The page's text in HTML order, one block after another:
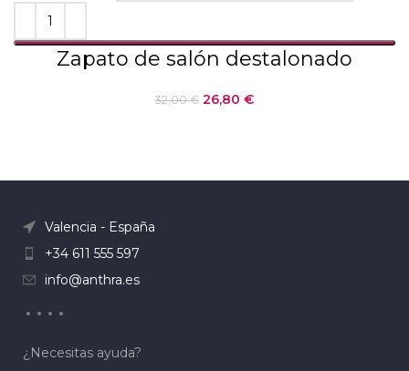
Zapato de salón destalonado
32,00€ 26,80 €
Valencia - España
+34 611 555 597
info@anthra.es
¿Necesitas ayuda?